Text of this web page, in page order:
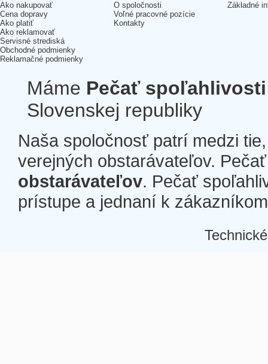
Ako nakupovať
Cena dopravy
Ako platiť
Ako reklamovať
Servisné strediská
Obchodné podmienky
Reklamačné podmienky
O spoločnosti
Voľné pracovné pozície
Kontakty
Základné
Máme Pečať spoľahlivosti
Slovenskej republiky
Naša spoločnosť patrí medzi
verejných obstarávateľov.
obstarávateľov. Pečať
prístupe a jednaní k